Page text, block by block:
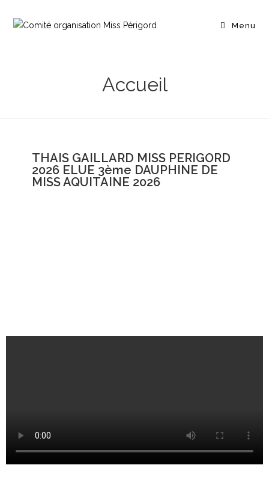
Menu
Accueil
THAIS GAILLARD MISS PERIGORD
2026 ELUE 3ème DAUPHINE DE
MISS AQUITAINE 2026